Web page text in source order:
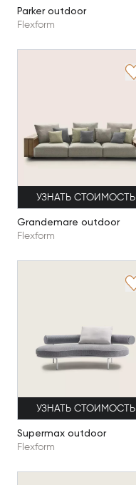
Parker outdoor
Flexform
УЗНАТЬ СТОИМОСТЬ
Grandemare outdoor
Flexform
УЗНАТЬ СТОИМОСТЬ
Supermax outdoor
Flexform